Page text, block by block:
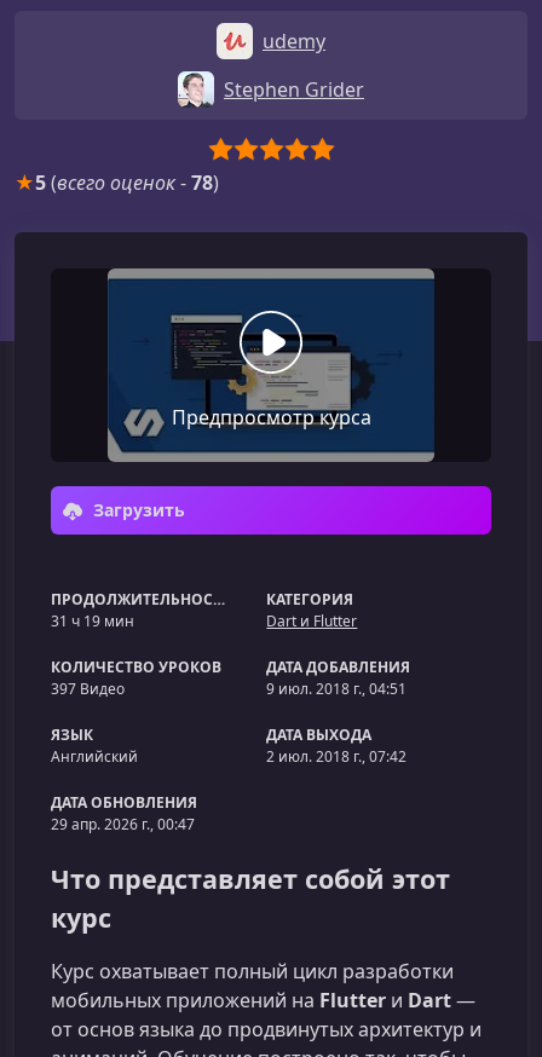
udemy
Stephen Grider
★5(всего оценок-78)
Предпросмотр курса
Загрузить
ПРОДОЛЖИТЕЛЬНОСТЬ
31 ч 19 мин
КАТЕГОРИЯ
Dart и Flutter
КОЛИЧЕСТВО УРОКОВ
397 Видео
ДАТА ДОБАВЛЕНИЯ
9 июл. 2018 г., 04:51
ЯЗЫК
Английский
ДАТА ВЫХОДА
2 июл. 2018 г., 07:42
ДАТА ОБНОВЛЕНИЯ
29 апр. 2026 г., 00:47
Что представляет собой этот
курс
Курс охватывает полный цикл разработки
мобильных приложений на Flutter и Dart—
от основ языка до продвинутых архитектур и